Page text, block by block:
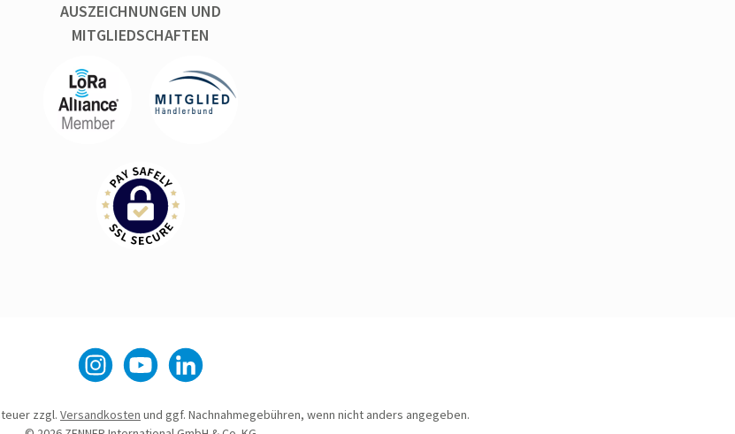
AUSZEICHNUNGEN UND
MITGLIEDSCHAFTEN
InstagramYouTube LinkedIn
zzgl. Versandkosten und ggf. Nachnahmegebühren, wenn nicht anders angegeben.